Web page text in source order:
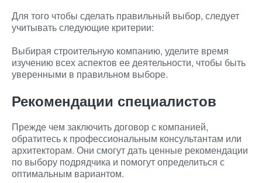
Для того чтобы сделать правильный выбор, следует
учитывать следующие критерии:
Выбирая строительную компанию, уделите время
изучению всех аспектов ее деятельности, чтобы быть
уверенными в правильном выборе.
Рекомендации специалистов
Прежде чем заключить договор с компанией,
обратитесь к профессиональным консультантам или
архитекторам. Они смогут дать ценные рекомендации
по выбору подрядчика и помогут определиться с
оптимальным вариантом.